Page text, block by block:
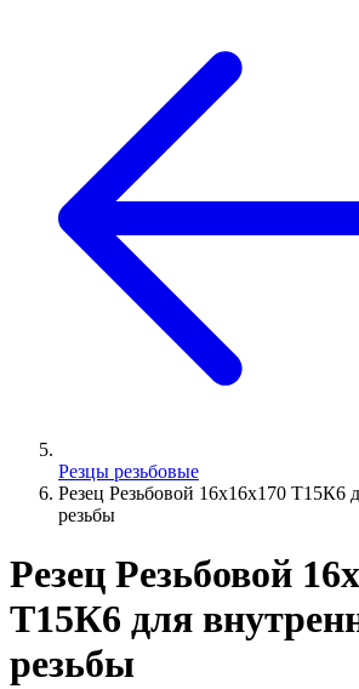
Резцы резьбовые
Резец Резьбовой 16х16х170 Т15К6
резьбы
Резец Резьбовой
Т15К6 для
резьбы